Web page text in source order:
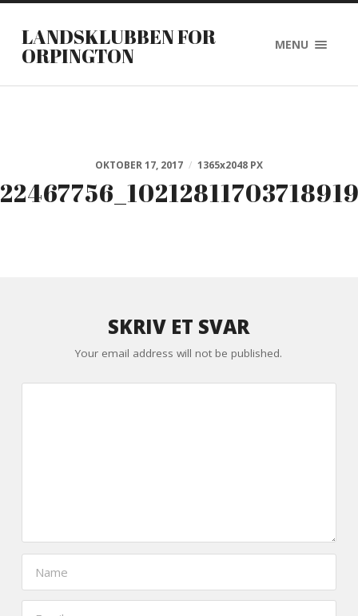
LANDSKLUBBEN FOR
ORPINGTON MENU
OKTOBER 17, 2017 / 1365x2048 PX
SKRIV ET SVAR
Your email address will not be published.